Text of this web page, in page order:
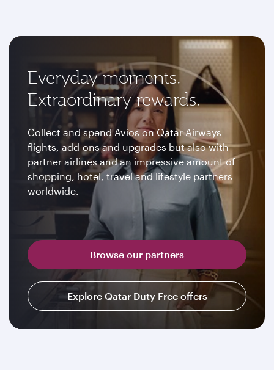
Everyday moments.
Extraordinary rewards.
Collect and spend Avios on Qatar Airways
flights, add-ons and upgrades but also with
partner airlines and an impressive amount of
shopping, hotel, travel and lifestyle partners
worldwide.
Browse our partners
Explore Qatar Duty Free offers